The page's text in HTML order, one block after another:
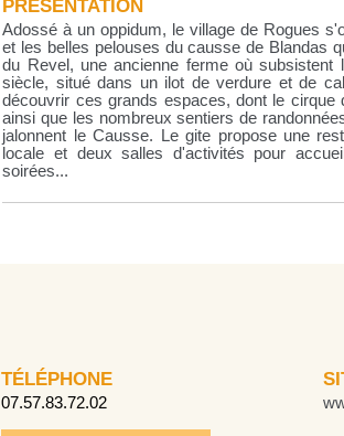
PRÉSENTATION
Adossé à un oppidum, le village de Rogues
et les belles pelouses du causse de Blandas
du Revel, une ancienne ferme où
siècle, situé dans un ilot de verdure et de
découvrir ces grands espaces, dont le
ainsi que les nombreux sentiers de
jalonnent le Causse. Le gite propose une
locale et deux salles d'activités pour
soirées...
TÉLÉPHONE
07.57.83.72.02